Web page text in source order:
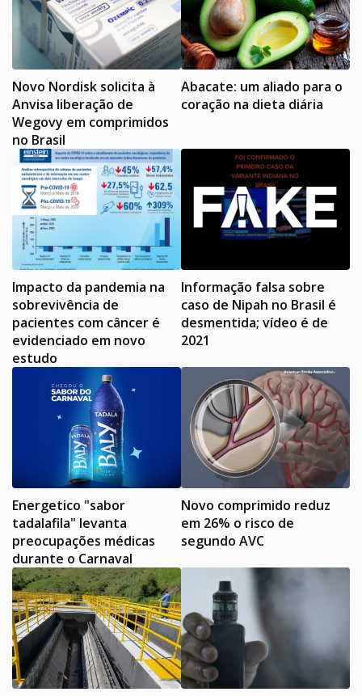
Novo Nordisk solicita à
Anvisa liberação de
Wegovy em comprimidos
no Brasil
Abacate: um aliado para o
coração na dieta diária
Impacto da pandemia na
sobrevivência de
pacientes com câncer é
evidenciado em novo
estudo
Informação falsa sobre
caso de Nipah no Brasil é
desmentida; vídeo é de
2021
Energetico "sabor
tadalafila" levanta
preocupações médicas
durante o Carnaval
Novo comprimido reduz
em 26% o risco de
segundo AVC